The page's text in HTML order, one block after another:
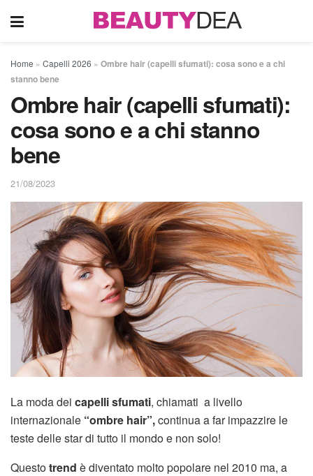
Home » Capelli 2026 » Ombre hair (capelli sfumati): cosa sono e a chi
stanno bene
Ombre hair (capelli sfumati):
cosa sono e a chi stanno
bene
21/08/2023
La moda dei capelli sfumati, chiamati a livello
internazionale “ombre hair”,continua a far impazzire le
teste delle star di tutto il mondo e non solo!
Questotrend è diventato molto popolare nel 2010 ma, a